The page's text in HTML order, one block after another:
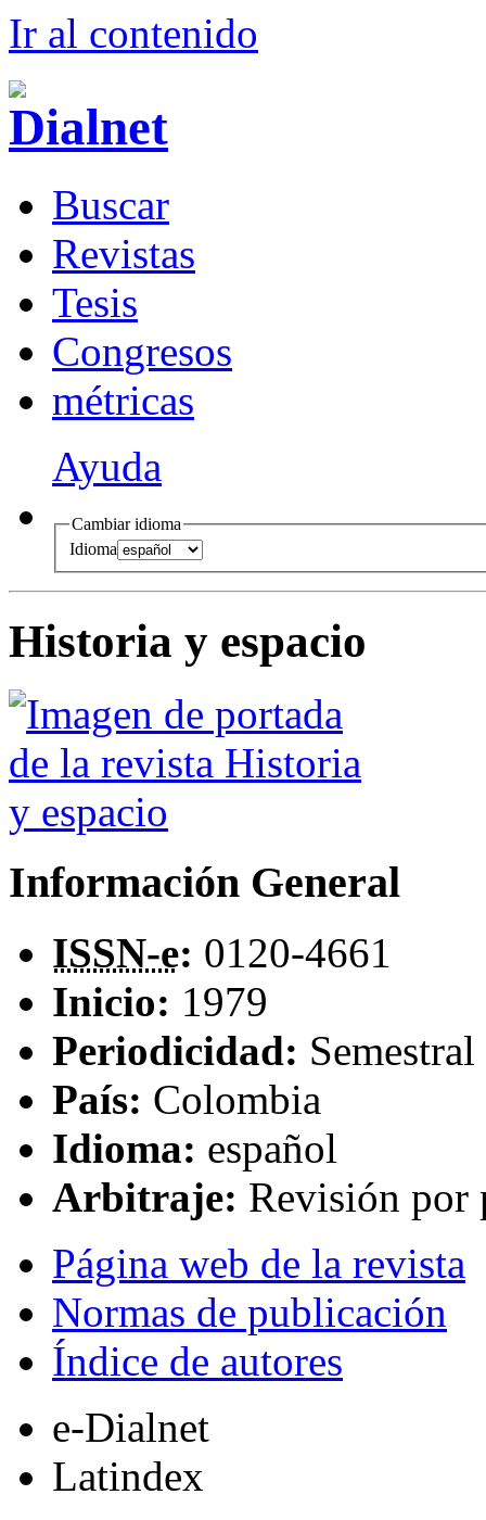
Ir al contenido
Buscar
Revistas
Tesis
Congresos
métricas
Ayuda
Cambiar idioma
Idioma
Historia y espacio
Información General
ISSN-e: 0120-4661
Inicio: 1979
Periodicidad: Semestral
País: Colombia
Idioma: español
Arbitraje: Revisión por
Página web de la revista
Normas de publicación
Índice de autores
e-Dialnet
Latindex